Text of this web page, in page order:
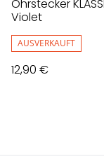
Ohrstecker
Violet
AUSVERKAUFT
12,90 €